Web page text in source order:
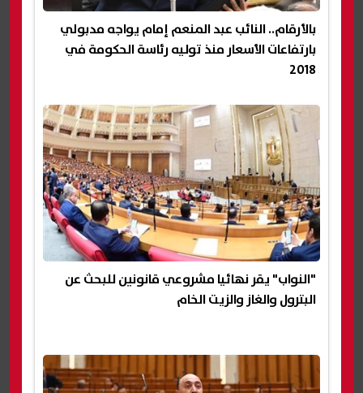
بالأرقام.. النائب عبد المنعم إمام يواجه مدبولي
بارتفاعات الأسعار منذ توليه رئاسة الحكومة في
2018
"النواب" يقر نهائيا مشروعي قانونين للبحث عن
البترول والغاز والزيت الخام